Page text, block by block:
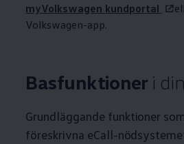
myVolkswagen kundportal
Volkswagen-app.
Basfunktioner i
Grundläggande funktioner
föreskrivna eCall-